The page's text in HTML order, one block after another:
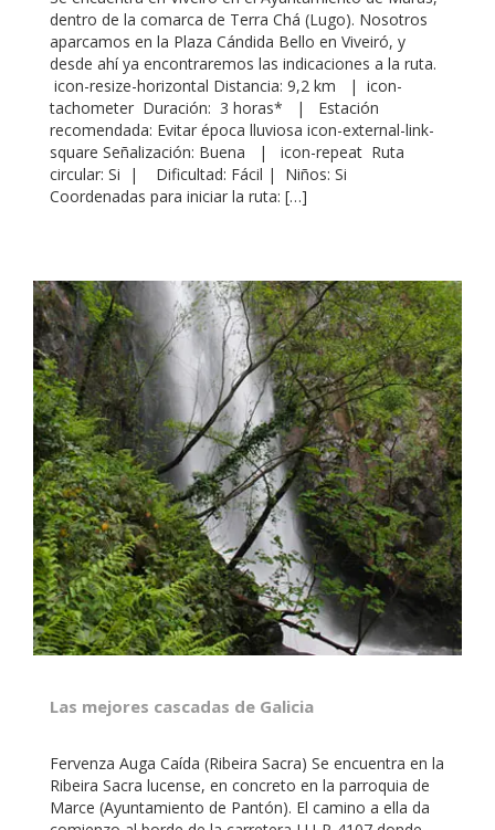
dentro de la comarca de Terra Chá (Lugo). Nosotros
aparcamos en la Plaza Cándida Bello en Viveiró, y
desde ahí ya encontraremos las indicaciones a la ruta.
icon-resize-horizontal Distancia: 9,2 km | icon-
tachometer Duración: 3 horas* | Estación
recomendada: Evitar época lluviosa icon-external-link-
square Señalización: Buena | icon-repeat Ruta
circular: Si | Dificultad: Fácil | Niños: Si
Coordenadas para iniciar la ruta: […]
Las mejores cascadas de Galicia
Fervenza Auga Caída (Ribeira Sacra) Se encuentra en la
Ribeira Sacra lucense, en concreto en la parroquia de
Marce (Ayuntamiento de Pantón). El camino a ella da